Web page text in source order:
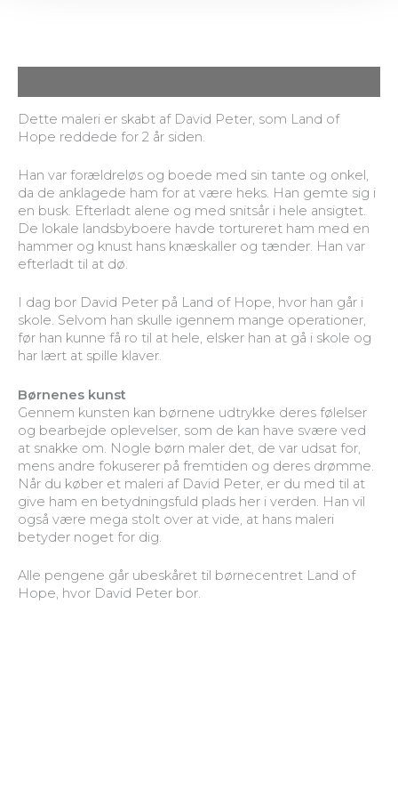
Dette maleri er skabt af David Peter, som Land of
Hope reddede for 2 år siden.
Han var forældreløs og boede med sin tante og onkel,
da de anklagede ham for at være heks. Han gemte sig i
en busk. Efterladt alene og med snitsår i hele ansigtet.
De lokale landsbyboere havde tortureret ham med en
hammer og knust hans knæskaller og tænder. Han var
efterladt til at dø.
I dag bor David Peter på Land of Hope, hvor han går i
skole. Selvom han skulle igennem mange operationer,
før han kunne få ro til at hele, elsker han at gå i skole og
har lært at spille klaver.
Børnenes kunst
Gennem kunsten kan børnene udtrykke deres følelser
og bearbejde oplevelser, som de kan have svære ved
at snakke om. Nogle børn maler det, de var udsat for,
mens andre fokuserer på fremtiden og deres drømme.
Når du køber et maleri af David Peter, er du med til at
give ham en betydningsfuld plads her i verden. Han vil
også være mega stolt over at vide, at hans maleri
betyder noget for dig.
Alle pengene går ubeskåret til børnecentret Land of
Hope, hvor David Peter bor.